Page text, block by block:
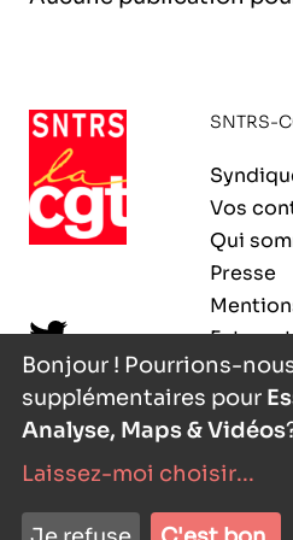
l’exploitation de la mer
SNTRS-
Vos
Qui
Presse
Extranet
- agence digitale
Bonjour ! Pourrions-
supplémentaires pour
Analyse, Maps & Vidéos
Laissez-moi choisir...